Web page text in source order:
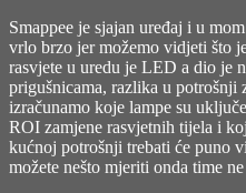
Smappee je sjajan uređaj i u
vrlo brzo jer možemo vidjeti što
rasvjete u uredu je LED a dio je
prigušnicama, razlika u potrošnji
izračunamo koje lampe su
ROI zamjene rasvjetnih tijela i
kućnoj potrošnji trebati će puno
možete nešto mjeriti onda time